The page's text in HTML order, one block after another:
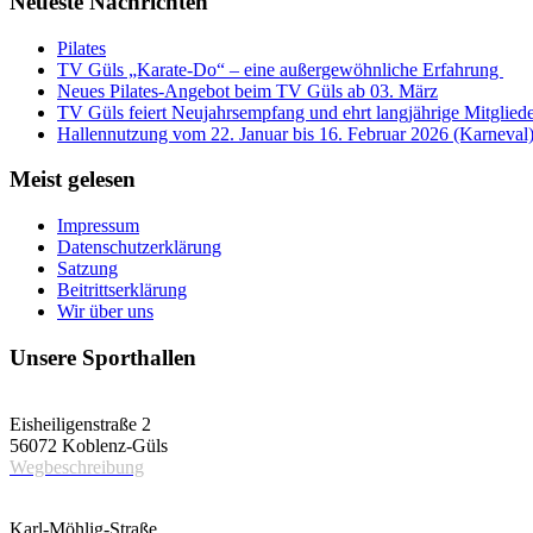
Pilates
TV Güls „Karate-Do“ – eine außergewöhnliche Erfahrung
Neues Pilates-Angebot beim TV Güls ab 03. März
TV Güls feiert Neujahrsempfang und ehrt langjährige
Hallennutzung vom 22. Januar bis 16. Februar 2026 (Karneval)
Meist gelesen
Impressum
Datenschutzerklärung
Satzung
Beitrittserklärung
Wir über uns
Unsere Sporthallen
Eisheiligenstraße 2
56072 Koblenz-Güls
Wegbeschreibung